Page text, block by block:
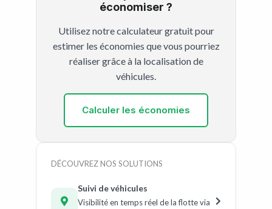
économiser ?
Utilisez notre calculateur gratuit pour
estimer les économies que vous pourriez
réaliser grâce à la localisation de
véhicules.
Calculer les économies
DÉCOUVREZ NOS SOLUTIONS
Suivi de véhicules
Visibilité en temps réel de la flotte via